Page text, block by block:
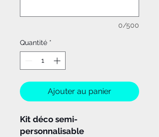
0/500
Quantité *
Ajouter au panier
Kit déco semi-
personnalisable